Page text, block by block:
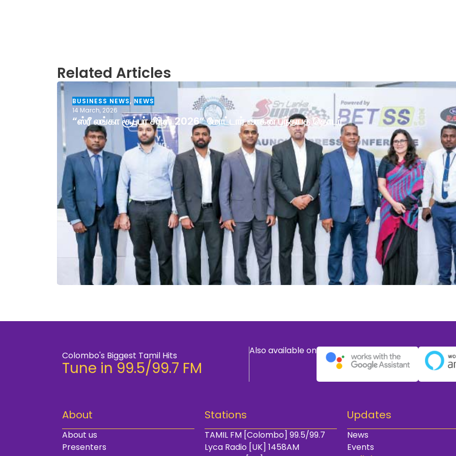
Related Articles
BUSINESS NEWS, NEWS
14 March, 2026
“ஸ்ரீ லங்கா சூப்பர் சீரிஸ் 2026” மோட்டார் வாகன பந்தயத் தொடர்
Colombo's Biggest Tamil Hits
Tune in 99.5/99.7 FM
Also available on
About
About us
Presenters
Stations
TAMIL FM [Colombo] 99.5/99.7
Lyca Radio [UK] 1458AM
Updates
News
Events